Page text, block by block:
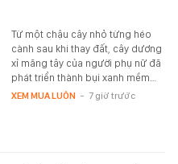
Từ một chậu cây nhỏ từng héo
cành sau khi thay đất, cây dương
xỉ măng tây của người phụ nữ đã
phát triển thành bụi xanh mềm…
XEM MUA LUÔN - 7 giờ trước